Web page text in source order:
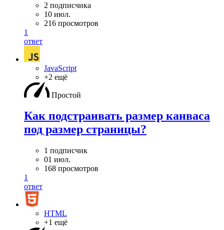
2 подписчика
10 июл.
216 просмотров
1
ответ
JavaScript
+2 ещё
Простой
Как подстраивать размер канваса
под размер страницы?
1 подписчик
01 июл.
168 просмотров
1
ответ
HTML
+1 ещё